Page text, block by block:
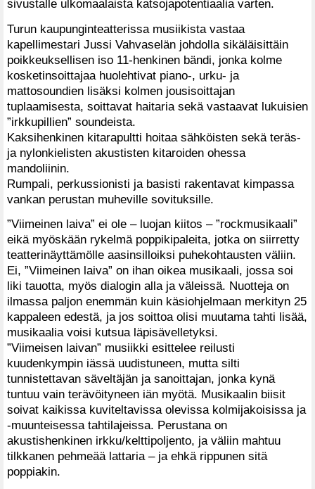
sivustalle ulkomaalaista katsojapotentiaalia varten.
Turun kaupunginteatterissa musiikista vastaa
kapellimestari Jussi Vahvaselän johdolla sikäläisittäin
poikkeuksellisen iso 11-henkinen bändi, jonka kolme
kosketinsoittajaa huolehtivat piano-, urku- ja
mattosoundien lisäksi kolmen jousisoittajan
tuplaamisesta, soittavat haitaria sekä vastaavat lukuisien
”irkkupillien” soundeista.
Kaksihenkinen kitarapultti hoitaa sähköisten sekä teräs-
ja nylonkielisten akustisten kitaroiden ohessa
mandoliinin.
Rumpali, perkussionisti ja basisti rakentavat kimpassa
vankan perustan muheville sovituksille.
”Viimeinen laiva” ei ole – luojan kiitos – ”rockmusikaali”
eikä myöskään rykelmä poppikipaleita, jotka on siirretty
teatterinäyttämölle aasinsilloiksi puhekohtausten väliin.
Ei, ”Viimeinen laiva” on ihan oikea musikaali, jossa soi
liki tauotta, myös dialogin alla ja väleissä. Nuotteja on
ilmassa paljon enemmän kuin käsiohjelmaan merkityn 25
kappaleen edestä, ja jos soittoa olisi muutama tahti lisää,
musikaalia voisi kutsua läpisävelletyksi.
”Viimeisen laivan” musiikki esittelee reilusti
kuudenkympin iässä uudistuneen, mutta silti
tunnistettavan säveltäjän ja sanoittajan, jonka kynä
tuntuu vain terävöityneen iän myötä. Musikaalin biisit
soivat kaikissa kuviteltavissa olevissa kolmijakoisissa ja
-muunteisessa tahtilajeissa. Perustana on
akustishenkinen irkku/kelttipoljento, ja väliin mahtuu
tilkkanen pehmeää lattaria – ja ehkä rippunen sitä
poppiakin.